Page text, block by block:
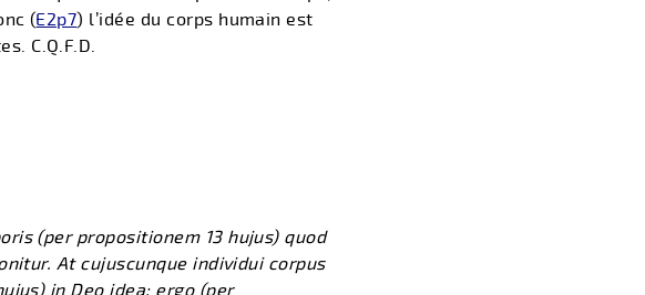
(E2p7) l’idée du corps humain est
C.Q.F.D.
(per propositionem 13 hujus) quod
At cujuscunque individui corpus
in Deo idea; ergo (per